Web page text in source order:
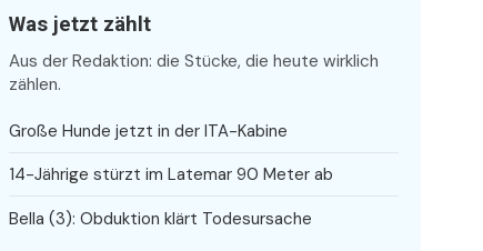
Was jetzt zählt
Aus der Redaktion: die Stücke, die heute wirklich
zählen.
Große Hunde jetzt in der ITA-Kabine
14-Jährige stürzt im Latemar 90 Meter ab
Bella (3): Obduktion klärt Todesursache